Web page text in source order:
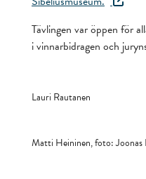
Tävlingen var öppen för
i vinnarbidragen och
Lauri Rautanen
Matti Heininen, foto: Joonas